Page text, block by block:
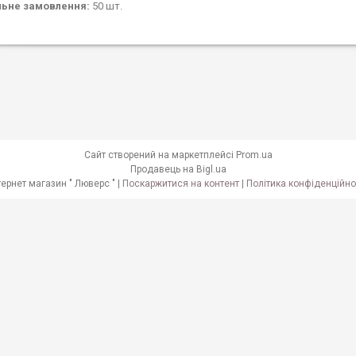
замовлення: 50 шт.
Сайт створений на маркетплейсі Prom.ua
Продавець на Bigl.ua
Поскаржитися на контент Політика